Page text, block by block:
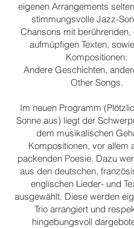
eigenen Arrangements
stimmungsvolle Jazz-
Chansons mit berührenden,
aufmüpfigen Texten,
Kompositionen:
Andere Geschichten,
Other Songs.
Im neuen Programm
Sonne aus) liegt der
dem musikalischen
Kompositionen, vor allem
packenden Poesie. Dazu
aus den deutschen,
englischen Lieder- und
ausgewählt. Diese werden
Trio arrangiert und
hingebungsvoll